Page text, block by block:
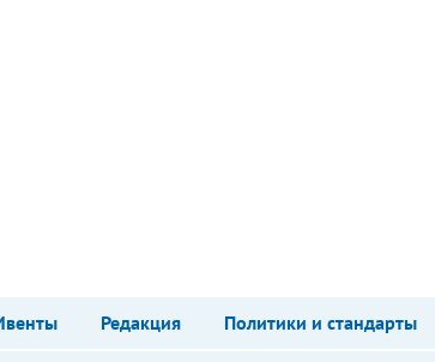
Редакция Политики и стандарты